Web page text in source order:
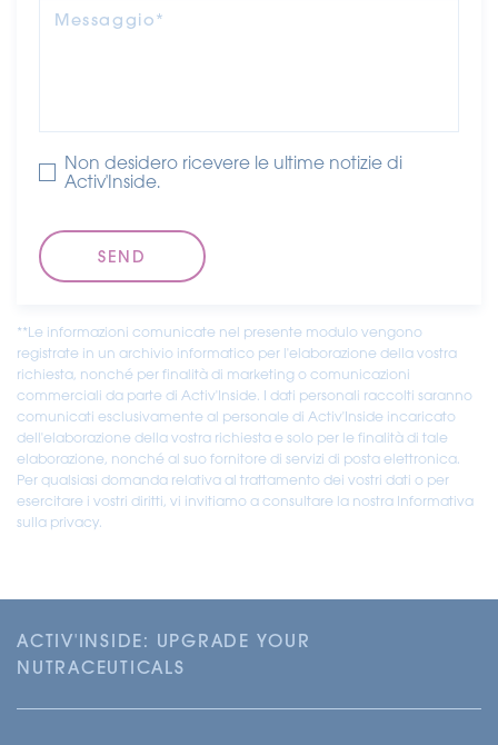
Messaggio*
Non desidero ricevere le ultime notizie di
Activ'Inside.
**Le informazioni comunicate nel presente modulo vengono
registrate in un archivio informatico per l'elaborazione della vostra
richiesta, nonché per finalità di marketing o comunicazioni
commerciali da parte di Activ'Inside. I dati personali raccolti saranno
comunicati esclusivamente al personale di Activ'Inside incaricato
dell'elaborazione della vostra richiesta e solo per le finalità di tale
elaborazione, nonché al suo fornitore di servizi di posta elettronica.
Per qualsiasi domanda relativa al trattamento dei vostri dati o per
esercitare i vostri diritti, vi invitiamo a consultare la nostra Informativa
sulla privacy.
ACTIV'INSIDE: UPGRADE YOUR
NUTRACEUTICALS